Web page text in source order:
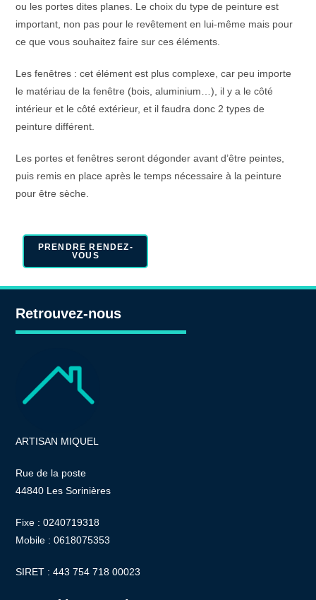
ou les portes dites planes. Le choix du type de peinture est
important, non pas pour le revêtement en lui-même mais pour
ce que vous souhaitez faire sur ces éléments.
Les fenêtres : cet élément est plus complexe, car peu importe
le matériau de la fenêtre (bois, aluminium…), il y a le côté
intérieur et le côté extérieur, et il faudra donc 2 types de
peinture différent.
Les portes et fenêtres seront dégonder avant d’être peintes,
puis remis en place après le temps nécessaire à la peinture
pour être sèche.
PRENDRE RENDEZ-
VOUS
Retrouvez-nous
ARTISAN MIQUEL
Rue de la poste
44840 Les Sorinières
Fixe : 0240719318
Mobile : 0618075353
SIRET : 443 754 718 00023